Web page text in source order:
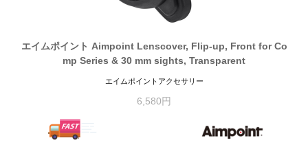
エイムポイント Aimpoint Lenscover, Flip-up, Front for Co
mp Series & 30 mm sights, Transparent
エイムポイントアクセサリー
6,580円